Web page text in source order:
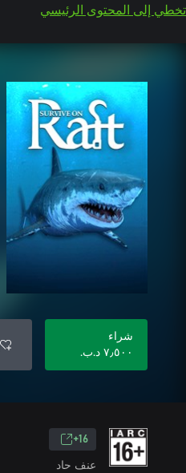
تخطي إلى المحتوى الرئيسي
شراء
٧٫٥٠٠ د.ب.‏
16+
عنف حاد